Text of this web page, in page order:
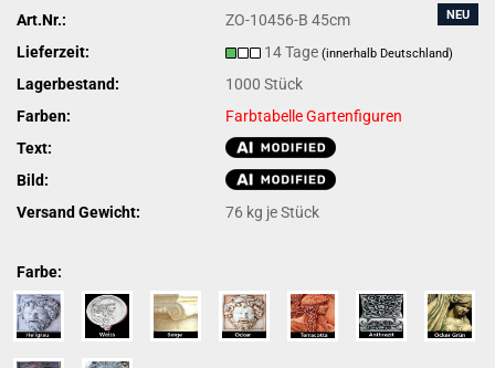
NEU
Art.Nr.:
ZO-10456-B 45cm
Lieferzeit:
14 Tage(innerhalb Deutschland)
Lagerbestand: 1000Stück
Farben:
Farbtabelle Gartenfiguren
Text:
Bild:
Versand Gewicht:
76 kg je Stück
Farbe: